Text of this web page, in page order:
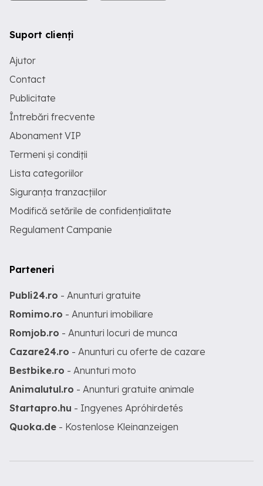
Suport clienți
Ajutor
Contact
Publicitate
Întrebări frecvente
Abonament VIP
Termeni și condiții
Lista categoriilor
Siguranța tranzacțiilor
Modifică setările de confidențialitate
Regulament Campanie
Parteneri
Publi24.ro - Anunturi gratuite
Romimo.ro - Anunturi imobiliare
Romjob.ro - Anunturi locuri de munca
Cazare24.ro - Anunturi cu oferte de cazare
Bestbike.ro - Anunturi moto
Animalutul.ro - Anunturi gratuite animale
Startapro.hu - Ingyenes Apróhirdetés
Quoka.de - Kostenlose Kleinanzeigen